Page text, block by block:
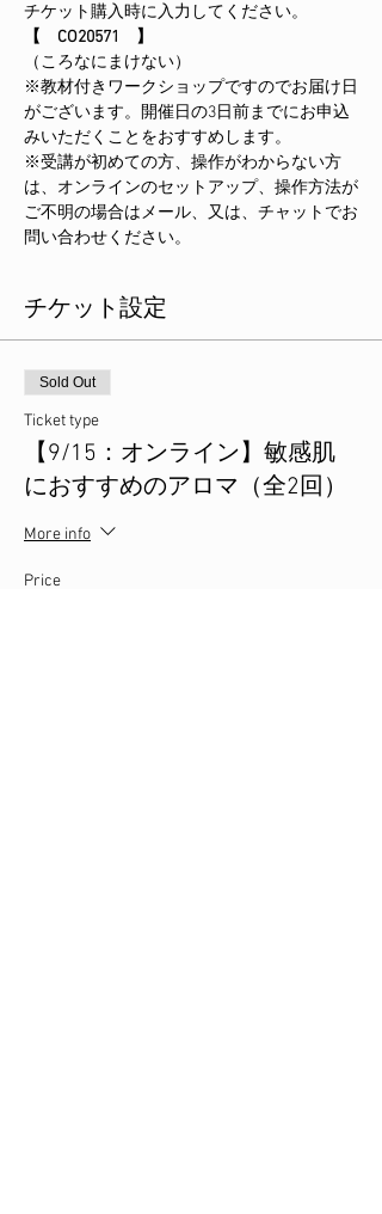
チケット購入時に入力してください。
【　CO20571　】
（ころなにまけない）
※教材付きワークショップですのでお届け日
がございます。開催日の3日前までにお申込
みいただくことをおすすめします。
※受講が初めての方、操作がわからない方
は、オンラインのセットアップ、操作方法が
ご不明の場合はメール、又は、チャットでお
問い合わせください。
チケット設定
Sold Out
Ticket type
【9/15：オンライン】敏感肌
におすすめのアロマ（全2回）
More info
Price